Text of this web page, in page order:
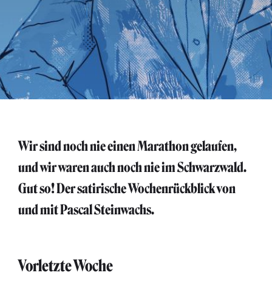
Wir sind noch nie einen Marathon gelaufen,
und wir waren auch noch nie im Schwarzwald.
Gut so! Der satirische Wochenrückblick von
und mit Pascal Steinwachs.
Vorletzte Woche